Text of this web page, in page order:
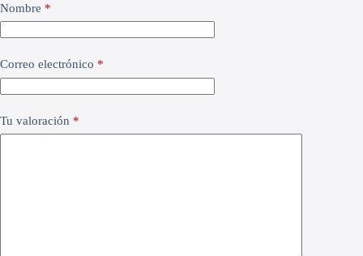
Nombre *
Correo electrónico *
Tu valoración *